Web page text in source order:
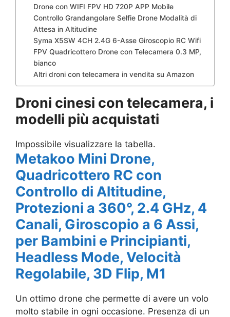
Drone con WIFI FPV HD 720P APP Mobile
Controllo Grandangolare Selfie Drone Modalità di
Attesa in Altitudine
Syma X5SW 4CH 2.4G 6-Asse Giroscopio RC Wifi
FPV Quadricottero Drone con Telecamera 0.3 MP,
bianco
Altri droni con telecamera in vendita su Amazon
Droni cinesi con telecamera, i
modelli più acquistati
Impossibile visualizzare la tabella.
Metakoo Mini Drone,
Quadricottero RC con
Controllo di Altitudine,
Protezioni a 360°, 2.4 GHz, 4
Canali, Giroscopio a 6 Assi,
per Bambini e Principianti,
Headless Mode, Velocità
Regolabile, 3D Flip, M1
Un ottimo drone che permette di avere un volo
molto stabile in ogni occasione. Presenza di un